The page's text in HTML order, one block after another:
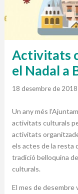
Activitats
el Nadal a
18 desembre de 2018
Un any més
activitats culturals
activitats
els actes de la resta
tradició belloquina
culturals.
El mes de desembre